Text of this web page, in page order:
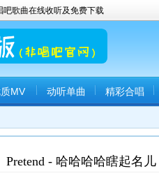
吧歌曲在线收听及免费下载
MV 动听单曲 精彩合唱
Pretend - 哈哈哈哈瞎起名儿